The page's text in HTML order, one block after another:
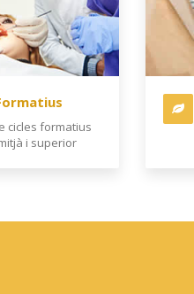
cicles formatius
i superior